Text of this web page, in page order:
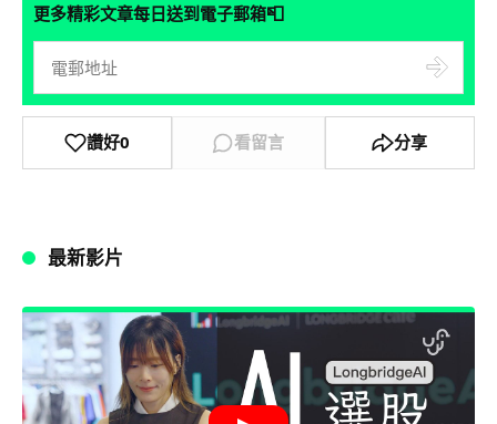
更多精彩文章每日送到電子郵箱📮
讚好0 看留言 分享
最新影片